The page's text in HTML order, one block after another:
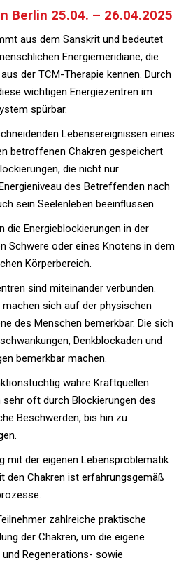
Berlin 25.04. – 26.04.2025
aus dem Sanskrit und bedeutet
Energiemeridiane, die
der TCM-Therapie kennen. Durch
wichtigen Energiezentren im
spürbar.
Lebensereignissen eines
betroffenen Chakren gespeichert
die nicht nur
des Betreffenden nach
sein Seelenleben beeinflussen.
die Energieblockierungen in der
Schwere oder eines Knotens in dem
Körperbereich.
sind miteinander verbunden.
sich auf der physischen
des Menschen bemerkbar. Die sich
Denkblockaden und
bemerkbar machen.
wahre Kraftquellen.
oft durch Blockierungen des
Beschwerden, bis hin zu
mit der eigenen Lebensproblematik
den Chakren ist erfahrungsgemäß
zahlreiche praktische
der Chakren, um die eigene
Regenerations- sowie